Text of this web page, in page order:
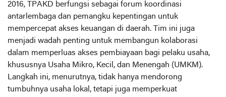
2016, TPAKD berfungsi sebagai forum koordinasi
antarlembaga dan pemangku kepentingan untuk
mempercepat akses keuangan di daerah. Tim ini juga
menjadi wadah penting untuk membangun kolaborasi
dalam memperluas akses pembiayaan bagi pelaku usaha,
khususnya Usaha Mikro, Kecil, dan Menengah (UMKM).
Langkah ini, menurutnya, tidak hanya mendorong
tumbuhnya usaha lokal, tetapi juga memperkuat